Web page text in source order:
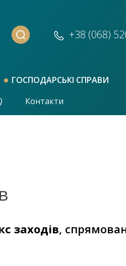
+38 (068)
ГОСПОДАРСЬКІ СПРАВИ
Контакти
заходів,